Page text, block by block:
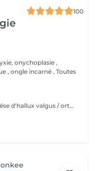
100
onychoplasie ,
, ongle incarné , Toutes
Orthèse en silicone sur mesure orthése d'hallux valgus / orthes chevauchement des orteils / orthése protection des ongles pieds sportif